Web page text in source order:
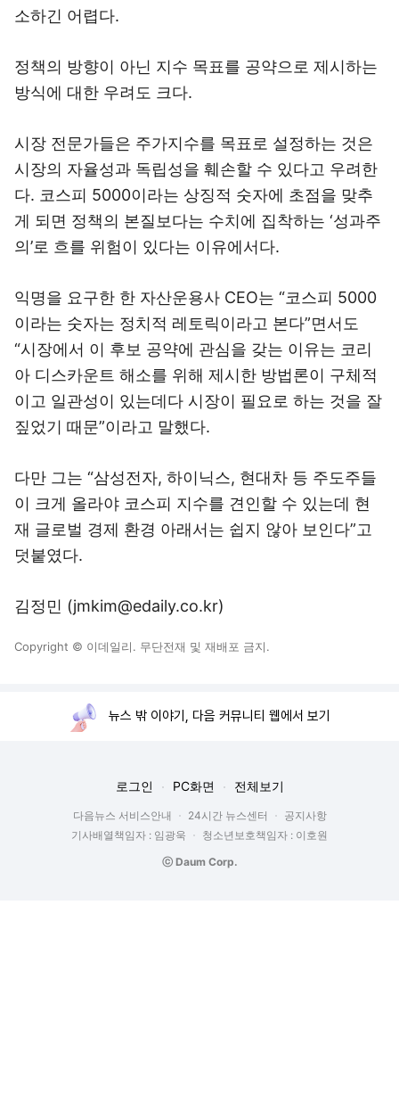
소하긴 어렵다.
정책의 방향이 아닌 지수 목표를 공약으로 제시하는
방식에 대한 우려도 크다.
시장 전문가들은 주가지수를 목표로 설정하는 것은
시장의 자율성과 독립성을 훼손할 수 있다고 우려한
다. 코스피 5000이라는 상징적 숫자에 초점을 맞추
게 되면 정책의 본질보다는 수치에 집착하는 ‘성과주
의’로 흐를 위험이 있다는 이유에서다.
익명을 요구한 한 자산운용사 CEO는 “코스피 5000
이라는 숫자는 정치적 레토릭이라고 본다”면서도
“시장에서 이 후보 공약에 관심을 갖는 이유는 코리
아 디스카운트 해소를 위해 제시한 방법론이 구체적
이고 일관성이 있는데다 시장이 필요로 하는 것을 잘
짚었기 때문”이라고 말했다.
다만 그는 “삼성전자, 하이닉스, 현대차 등 주도주들
이 크게 올라야 코스피 지수를 견인할 수 있는데 현
재 글로벌 경제 환경 아래서는 쉽지 않아 보인다”고
덧붙였다.
김정민 (jmkim@edaily.co.kr)
Copyright © 이데일리. 무단전재 및 재배포 금지.
뉴스 밖 이야기, 다음 커뮤니티 웹에서 보기
로그인 PC화면 전체보기
다음뉴스 서비스안내 24시간 뉴스센터
공지사항
기사배열책임자 : 임광욱
청소년보호책임자 : 이호원
ⓒ Daum Corp.